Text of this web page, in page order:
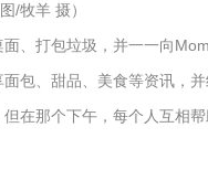
/牧羊 摄）
、打包垃圾，并一一向
包、甜品、美食等资讯，
在那个下午，每个人互相